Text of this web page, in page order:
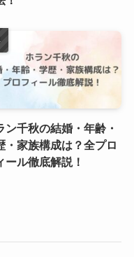
ン千秋の結婚・年齢・
・家族構成は？全プロ
ール徹底解説！